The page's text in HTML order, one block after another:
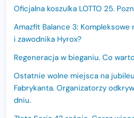
Oficjalna koszulka LOTTO 25.
Amazfit Balance 3: Kompleksowe
i zawodnika Hyrox?
Regeneracja w bieganiu. Co
Ostatnie wolne miejsca na
Fabrykanta. Organizatorzy
dniu.